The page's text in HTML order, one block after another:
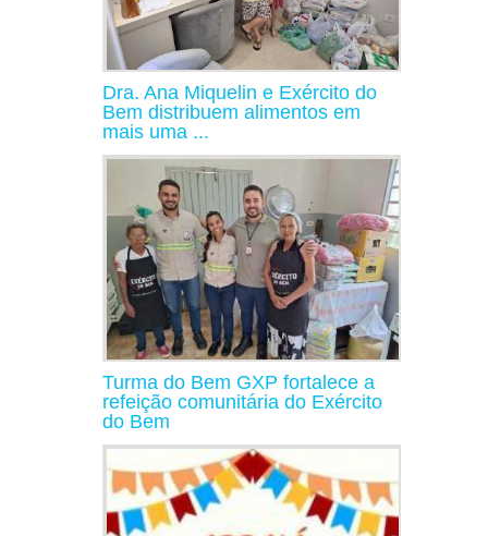
Dra. Ana Miquelin e Exército do
Bem distribuem alimentos em
mais uma ...
Turma do Bem GXP fortalece a
refeição comunitária do Exército
do Bem